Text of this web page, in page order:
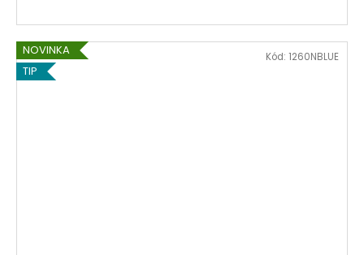
NOVINKA
TIP
Kód: 1260NBLUE